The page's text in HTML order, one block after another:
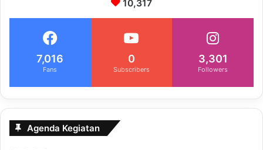
10,317
7,016
Fans
0
Subscribers
3,301
Followers
Agenda Kegiatan